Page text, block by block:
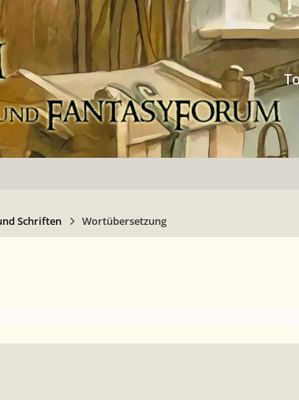
Schriften Wortübersetzung